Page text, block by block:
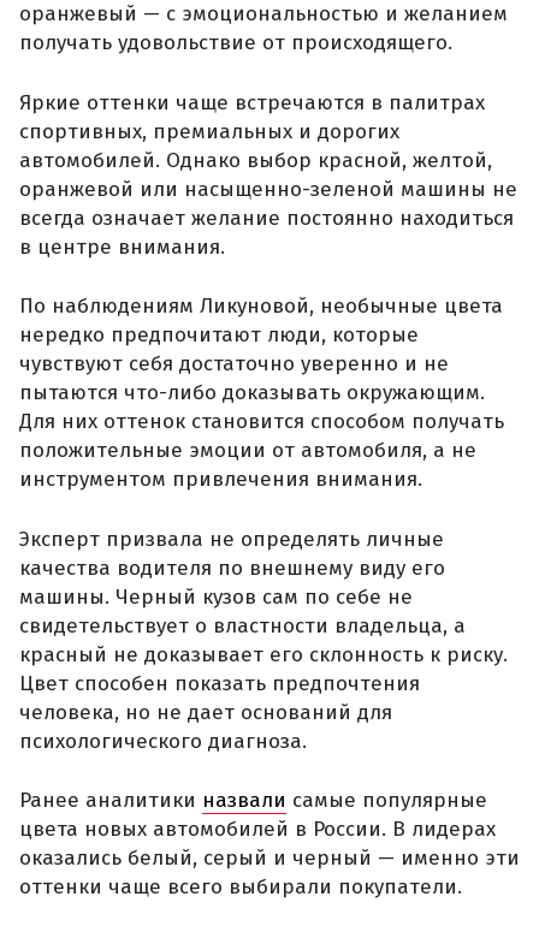
оранжевый — с эмоциональностью и желанием
получать удовольствие от происходящего.
Яркие оттенки чаще встречаются в палитрах
спортивных, премиальных и дорогих
автомобилей. Однако выбор красной, желтой,
оранжевой или насыщенно-зеленой машины не
всегда означает желание постоянно находиться
в центре внимания.
По наблюдениям Ликуновой, необычные цвета
нередко предпочитают люди, которые
чувствуют себя достаточно уверенно и не
пытаются что-либо доказывать окружающим.
Для них оттенок становится способом получать
положительные эмоции от автомобиля, а не
инструментом привлечения внимания.
Эксперт призвала не определять личные
качества водителя по внешнему виду его
машины. Черный кузов сам по себе не
свидетельствует о властности владельца, а
красный не доказывает его склонность к риску.
Цвет способен показать предпочтения
человека, но не дает оснований для
психологического диагноза.
Ранее аналитики назвали самые популярные
цвета новых автомобилей в России. В лидерах
оказались белый, серый и черный — именно эти
оттенки чаще всего выбирали покупатели.